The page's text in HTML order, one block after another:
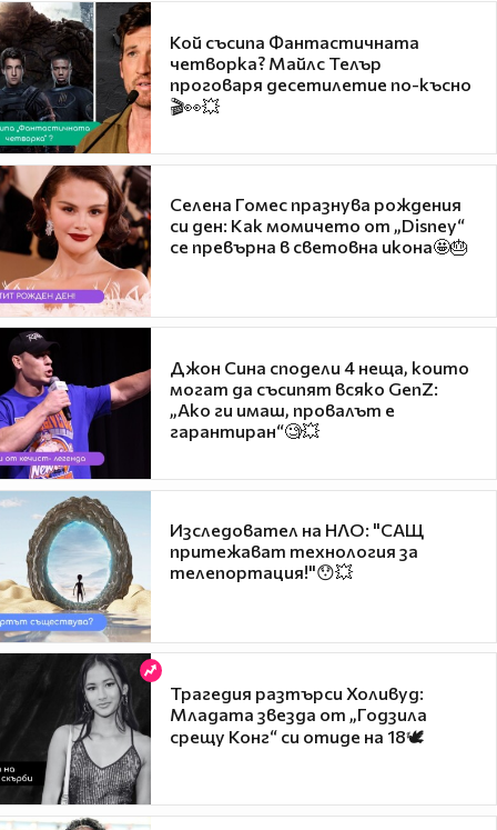
Кой съсипа Фантастичната
четворка? Майлс Телър
проговаря десетилетие по-късно
🎬👀💥
Селена Гомес празнува рождения
си ден: Как момичето от „Disney“
се превърна в световна икона🤩🎂
Джон Сина сподели 4 неща, които
могат да съсипят всяко GenZ:
„Ако ги имаш, провалът е
гарантиран“🧐💥
Изследовател на НЛО: "САЩ
притежават технология за
телепортация!"😯💥
Трагедия разтърси Холивуд:
Младата звезда от „Годзила
срещу Конг“ си отиде на 18🕊️